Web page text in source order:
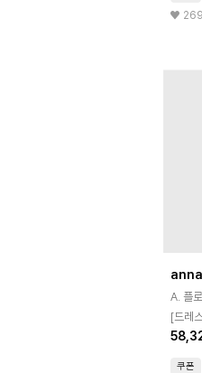
269
A. 플
[드레
빅사
쿠폰